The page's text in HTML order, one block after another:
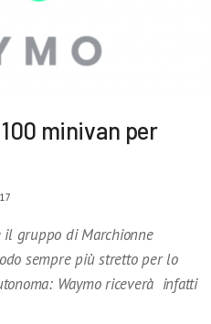
minivan per
gruppo di Marchionne
sempre più stretto per lo
Waymo riceverà infatti